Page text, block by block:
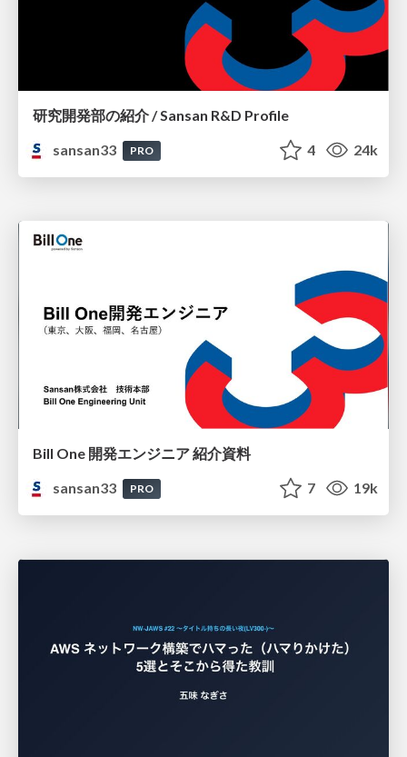
研究開発部の紹介 / Sansan R&D Profile
sansan33
PRO 4 24k
Bill One 開発エンジニア 紹介資料
sansan33
PRO 7 19k